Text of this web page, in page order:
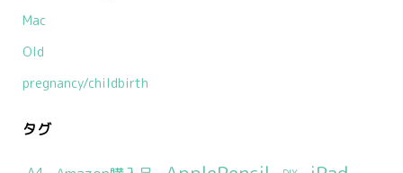
Mac
Old
pregnancy/childbirth
タグ